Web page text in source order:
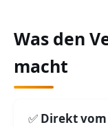
Was den
macht
Direkt